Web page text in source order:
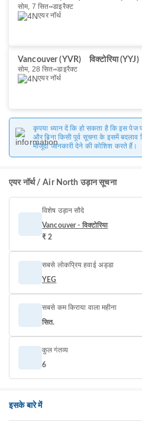
सोम, 7 सित॰ डाइरैक्ट
एयर नॉर्थ
Vancouver (YVR)
विक्टोरिया (YYJ)
सोम, 28 सित॰ डाइरैक्ट
एयर नॉर्थ
कृपया ध्यान दें कि हो सकता है कि इस
और बिना किसी पूर्व सूचना के इसमें
मौजूदा जानकारी देने की कोशिश करते हैं।
एयर नॉर्थ / Air North उड़ान सूचना
विशेष उड़ान सौदे
Vancouver - विक्टोरिया
₹ 2
सबसे लोकप्रिय हवाई अड्डा
YEG
सबसे कम किराया वाला महीना
सित.
कुल गंतव्य
6
इसके बारे में